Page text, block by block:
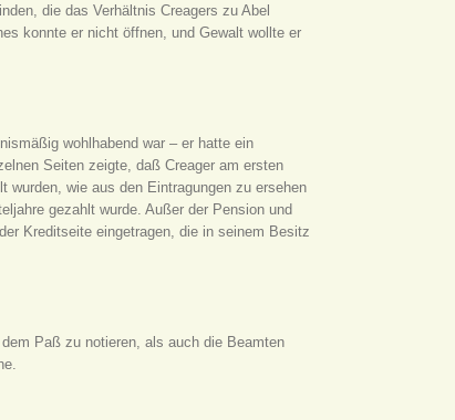
die das Verhältnis Creagers zu Abel
konnte er nicht öffnen, und Gewalt wollte er
wohlhabend war – er hatte ein
Seiten zeigte, daß Creager am ersten
wurden, wie aus den Eintragungen zu ersehen
gezahlt wurde. Außer der Pension und
Kreditseite eingetragen, die in seinem Besitz
Paß zu notieren, als auch die Beamten